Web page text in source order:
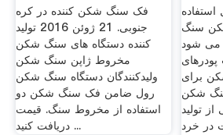
فک سنگ شکن کننده در کره
جنوبی. 21 ژوئن 2016 تولید
کننده دستگاه های سنگ شکن
مخروط ژاپن سنگ شکن
ولیدکنندگان دستگاه سنگ شکن
رول ضامن فک سنگ شکن دو
استفاده از مخروط سنگ. قیمت
دریافت کنید ...
سنگ
می شود
پودرهای
برای
شکن
تولید
در خرد